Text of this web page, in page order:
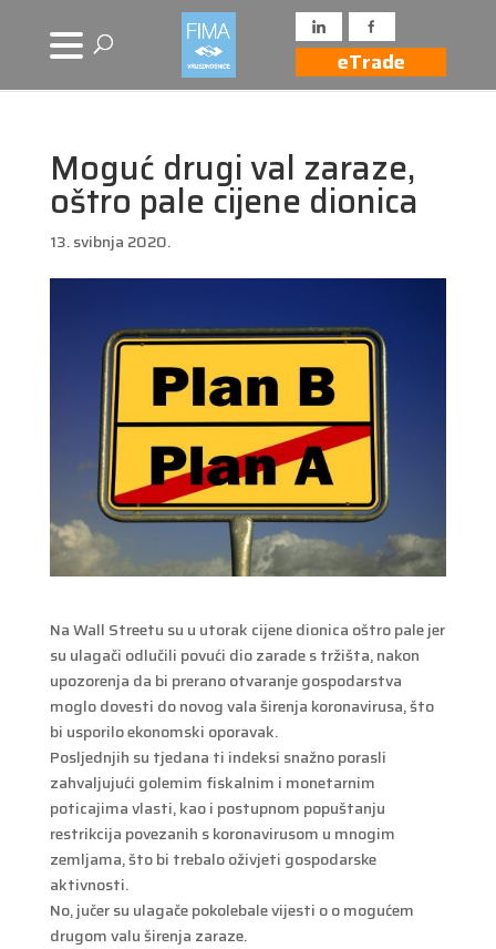
eTrade
Moguć drugi val zaraze,
oštro pale cijene dionica
13. svibnja 2020.
Na Wall Streetu su u utorak cijene dionica oštro pale jer
su ulagači odlučili povući dio zarade s tržišta, nakon
upozorenja da bi prerano otvaranje gospodarstva
moglo dovesti do novog vala širenja koronavirusa, što
bi usporilo ekonomski oporavak.
Posljednjih su tjedana ti indeksi snažno porasli
zahvaljujući golemim fiskalnim i monetarnim
poticajima vlasti, kao i postupnom popuštanju
restrikcija povezanih s koronavirusom u mnogim
zemljama, što bi trebalo oživjeti gospodarske
aktivnosti.
No, jučer su ulagače pokolebale vijesti o o mogućem
drugom valu širenja zaraze.